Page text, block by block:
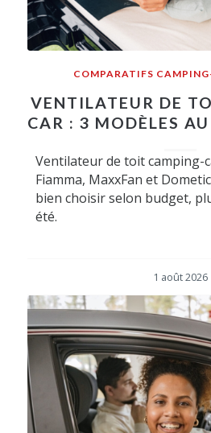
COMPARATIFS
VENTILATEUR DE
CAR : 3 MODÈLES
Ventilateur de toit camping-
Fiamma, MaxxFan et
bien choisir selon budget,
été.
1 août 2026